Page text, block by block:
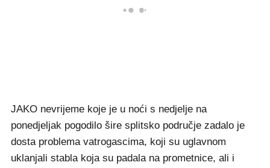
JAKO nevrijeme koje je u noći s nedjelje na
ponedjeljak pogodilo šire splitsko područje zadalo je
dosta problema vatrogascima, koji su uglavnom
uklanjali stabla koja su padala na prometnice, ali i